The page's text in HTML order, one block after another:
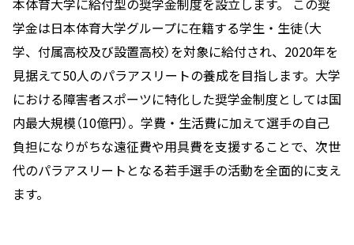
本体育大学に給付型の奨学金制度を設立します。 この奨
学金は日本体育大学グループに在籍する学生・生徒（大
学、付属高校及び設置高校）を対象に給付され、2020年を
見据えて50人のパラアスリートの養成を目指します。大学
における障害者スポーツに特化した奨学金制度としては国
内最大規模（10億円）。学費・生活費に加えて選手の自己
負担になりがちな遠征費や用具費を支援することで、次世
代のパラアスリートとなる若手選手の活動を全面的に支え
ます。